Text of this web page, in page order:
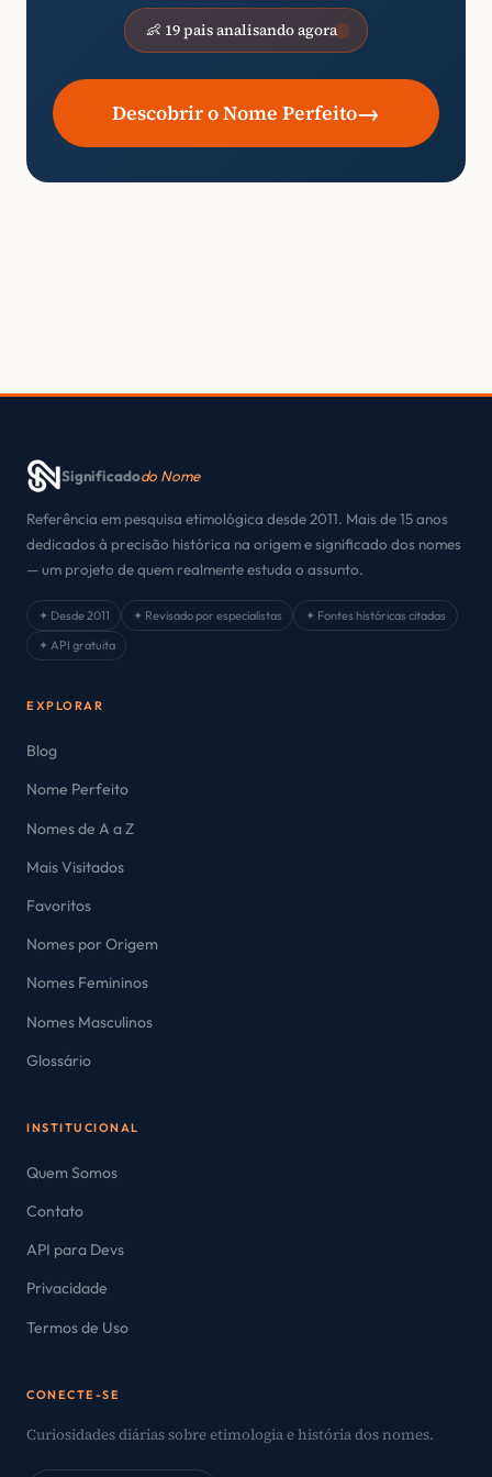
👶 19 pais analisando agora
Descobrir o Nome Perfeito→
Significadodo Nome
Referência em pesquisa etimológica desde 2011. Mais de 15 anos
dedicados à precisão histórica na origem e significado dos nomes
— um projeto de quem realmente estuda o assunto.
✦ Desde 2011 ✦ Revisado por especialistas
✦ Fontes históricas citadas
✦ API gratuita
EXPLORAR
Blog
Nome Perfeito
Nomes de A a Z
Mais Visitados
Favoritos
Nomes por Origem
Nomes Femininos
Nomes Masculinos
Glossário
INSTITUCIONAL
Quem Somos
Contato
API para Devs
Privacidade
Termos de Uso
CONECTE-SE
Curiosidades diárias sobre etimologia e história dos nomes.